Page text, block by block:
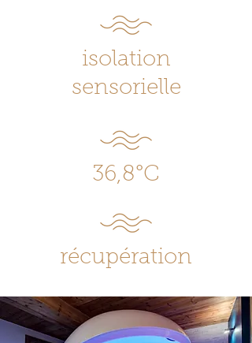
isolation
sensorielle
36,8°C
récupération